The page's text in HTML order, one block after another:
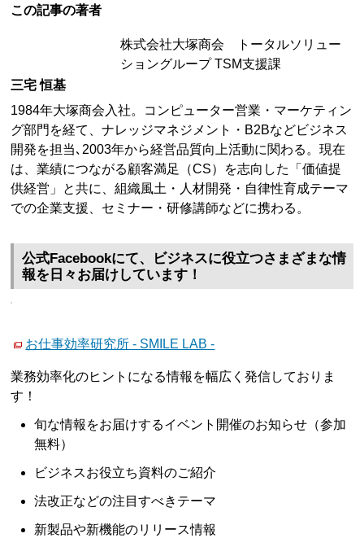
この記事の著者
株式会社大塚商会 トータルソリュー
ショングループ TSM支援課
三宅 恒基
1984年大塚商会入社。コンピューター営業・マーケティン
グ部門を経て、ナレッジマネジメント・B2Bなどビジネス
開発を担当､2003年から経営品質向上活動に関わる。現在
は、業績につながる顧客満足（CS）を志向した「価値提
供経営」と共に、組織風土・人材開発・自律性育成テーマ
での企業支援、セミナー・研修講師などに携わる。
公式Facebookにて、ビジネスに役立つさまざまな情
報を日々お届けしています！
お仕事効率研究所 - SMILE LAB -
業務効率化のヒントになる情報を幅広く発信しておりま
す！
旬な情報をお届けするイベント開催のお知らせ（参加
無料）
ビジネスお役立ち資料のご紹介
法改正などの注目すべきテーマ
新製品や新機能のリリース情報